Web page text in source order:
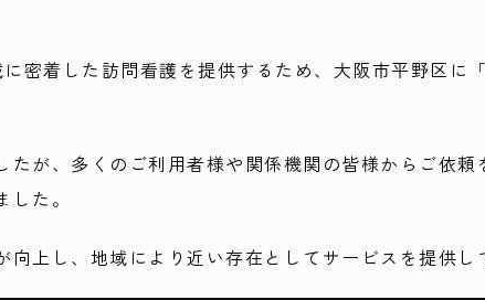
密着した訪問看護を提供するため、大阪市平野区に「
が、多くのご利用者様や関係機関の皆様からご依
た。
上し、地域により近い存在としてサービスを提供し